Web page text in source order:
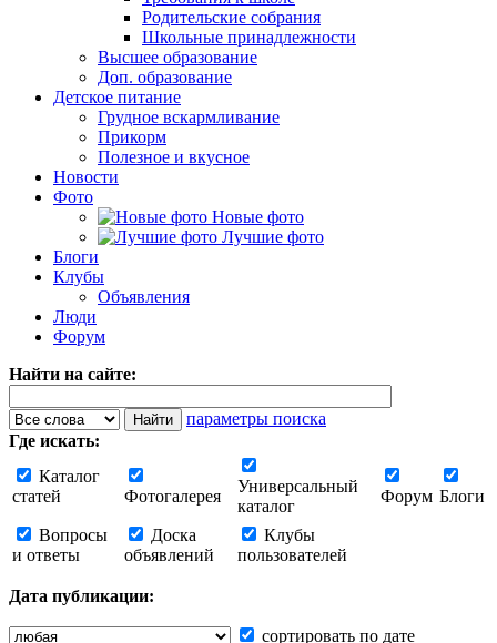
Родительские собрания
Школьные принадлежности
Высшее образование
Доп. образование
Детское питание
Грудное вскармливание
Прикорм
Полезное и вкусное
Новости
Фото
Новые фото
Лучшие фото
Блоги
Клубы
Объявления
Люди
Форум
Найти на сайте:
параметры поиска
Где искать:
Каталог
статей
Фотогалерея
Универсальный
каталог
Форум Блоги
Вопросы
и ответы
Доска
объявлений
Клубы
пользователей
Дата публикации:
сортировать по дате